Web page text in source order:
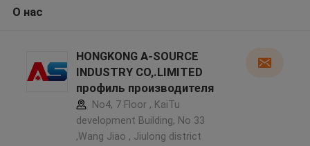
О нас
HONGKONG A-SOURCE
INDUSTRY CO,.LIMITED
профиль производителя
No4, 7 Floor , KaiTu
development Building, No 33
,Wang Jiao , Jiulong district